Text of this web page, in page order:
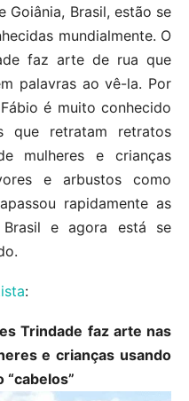
Brasil, estão se
mundialmente. O
faz arte de rua que
palavras ao vê-la. Por
é muito conhecido
que retratam retratos
mulheres e crianças
e arbustos como
rapidamente as
e agora está se
:
Trindade faz arte nas
e crianças usando